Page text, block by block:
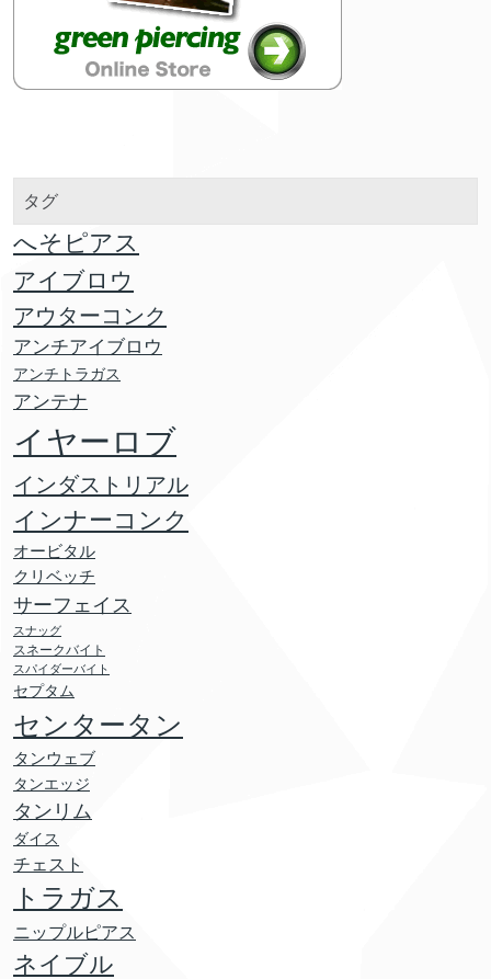
タグ
へそピアス
アイブロウ
アウターコンク
アンチアイブロウ
アンチトラガス
アンテナ
イヤーロブ
インダストリアル
インナーコンク
オービタル
クリベッチ
サーフェイス
スナッグ
スネークバイト
スパイダーバイト
セプタム
センタータン
タンウェブ
タンエッジ
タンリム
ダイス
チェスト
トラガス
ニップルピアス
ネイブル